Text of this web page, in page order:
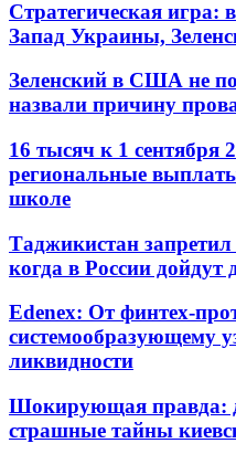
Стратегическая игра:
Запад Украины,
Зеленский в США не
назвали причину
16 тысяч к 1
региональные
школе
Таджикистан
когда в России дойдут
Edenex: От финтех-
системообразующему
ликвидности
Шокирующая правда:
страшные тайны